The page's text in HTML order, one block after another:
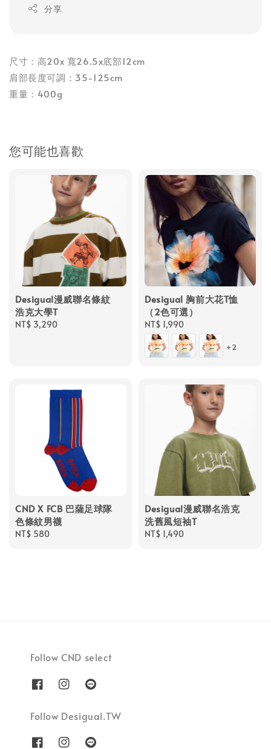
分享
尺寸：高20x 寬26.5x底部12cm
肩部長度可調：35-125cm
重量：400g
您可能也喜歡
Desigual漫威聯名條紋
浩克大學T
Regular
NT$ 3,290
Desigual 胸前大花T恤
（2色可選）
Regular
price
NT$ 1,990
+2
CND X FCB 巴薩足球隊
色條紋男襪
Regular
NT$ 580
Desigual漫威聯名浩克
洗舊風短袖T
Regular
NT$ 1,490
Follow CND select
Follow Desigual.TW